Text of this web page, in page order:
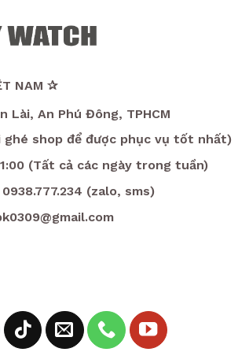
NAM ✰
Lài, An Phú Đông, TPHCM
shop để được phục vụ tốt nhất)
(Tất cả các ngày trong tuần)
(zalo, sms)